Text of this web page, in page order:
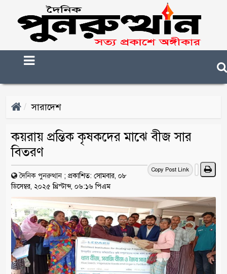
সারাদেশ
কয়রায় প্রন্তিক কৃষকদের মাঝে বীজ সার
বিতরণ
Copy Post Link
দৈনিক পুনরুত্থান ; প্রকাশিত: সোমবার, ০৮
ডিসেম্বর, ২০২৫ খ্রিস্টাব্দ, ০৬:১৬ পিএম